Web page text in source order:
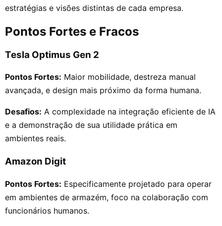
estratégias e visões distintas de cada empresa.
Pontos Fortes e Fracos
Tesla Optimus Gen 2
Pontos Fortes: Maior mobilidade, destreza manual
avançada, e design mais próximo da forma humana.
Desafios: A complexidade na integração eficiente de IA
e a demonstração de sua utilidade prática em
ambientes reais.
Amazon Digit
Pontos Fortes: Especificamente projetado para operar
em ambientes de armazém, foco na colaboração com
funcionários humanos.